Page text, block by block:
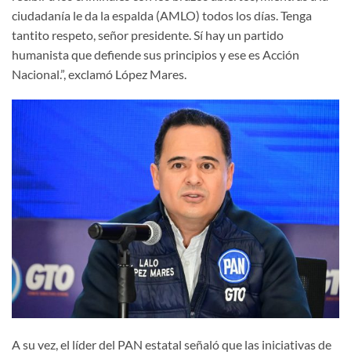
ciudadanía le da la espalda (AMLO) todos los días. Tenga
tantito respeto, señor presidente. Sí hay un partido
humanista que defiende sus principios y ese es Acción
Nacional.”, exclamó López Mares.
A su vez, el líder del PAN estatal señaló que las iniciativas de